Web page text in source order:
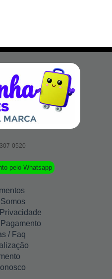
0520
pelo Whatsapp
/ Faq